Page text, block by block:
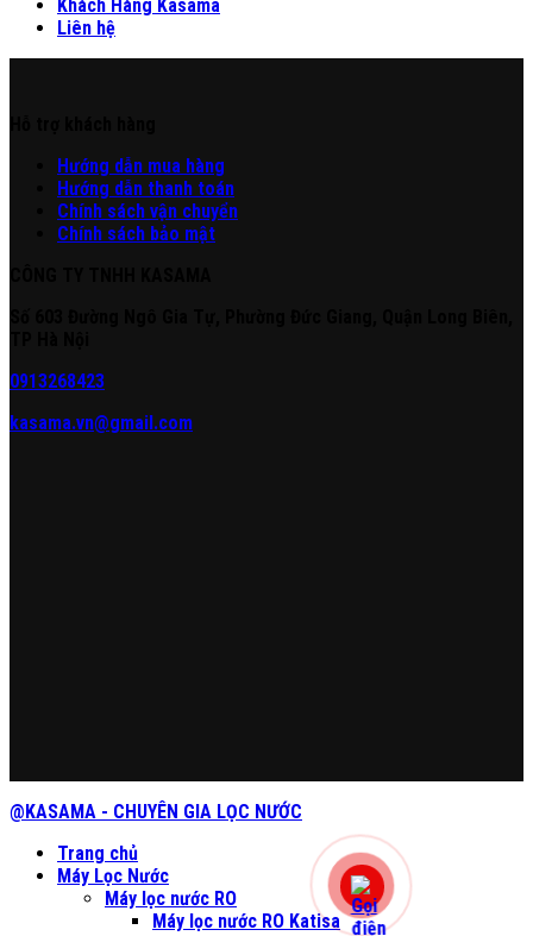
Khách Hàng Kasama
Liên hệ
Hướng dẫn mua hàng
Hướng dẫn thanh toán
Chính sách vận chuyển
Chính sách bảo mật
0913268423
kasama.vn@gmail.com
@KASAMA - CHUYÊN GIA LỌC NƯỚC
Trang chủ
Máy Lọc Nước
Máy lọc nước RO
Máy lọc nước RO Katisa